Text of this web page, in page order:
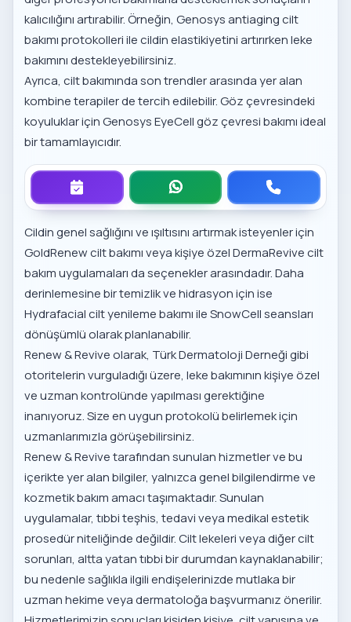
kalıcılığını artırabilir. Örneğin,Genosys antiaging cilt
bakımıprotokolleri ile cildin elastikiyetini artırırken leke
bakımını destekleyebilirsiniz.
Ayrıca,cilt bakımında son trendlerarasında yer alan
kombine terapiler de tercih edilebilir. Göz çevresindeki
koyuluklar içinGenosys EyeCell göz çevresi bakımıideal
bir tamamlayıcıdır.
Cildin genel sağlığını ve ışıltısını artırmak isteyenler için
GoldRenew cilt bakımıveya kişiye özelDermaRevive cilt
bakım uygulamalarıda seçenekler arasındadır. Daha
derinlemesine bir temizlik ve hidrasyon için ise
Hydrafacial cilt yenileme bakımıile SnowCell seansları
dönüşümlü olarak planlanabilir.
Renew & Revive olarak, Türk Dermatoloji Derneğigibi
otoritelerin vurguladığı üzere, leke bakımının kişiye özel
ve uzman kontrolünde yapılması gerektiğine
inanıyoruz. Size en uygun protokolü belirlemek için
uzmanlarımızla görüşebilirsiniz.
Renew & Revive tarafından sunulan hizmetler ve bu
içerikte yer alan bilgiler, yalnızca genel bilgilendirme ve
kozmetik bakım amacı taşımaktadır. Sunulan
uygulamalar, tıbbi teşhis, tedavi veya medikal estetik
prosedür niteliğinde değildir. Cilt lekeleri veya diğer cilt
sorunları, altta yatan tıbbi bir durumdan kaynaklanabilir;
bu nedenle sağlıkla ilgili endişelerinizde mutlaka bir
uzman hekime veya dermatoloğa başvurmanız önerilir.